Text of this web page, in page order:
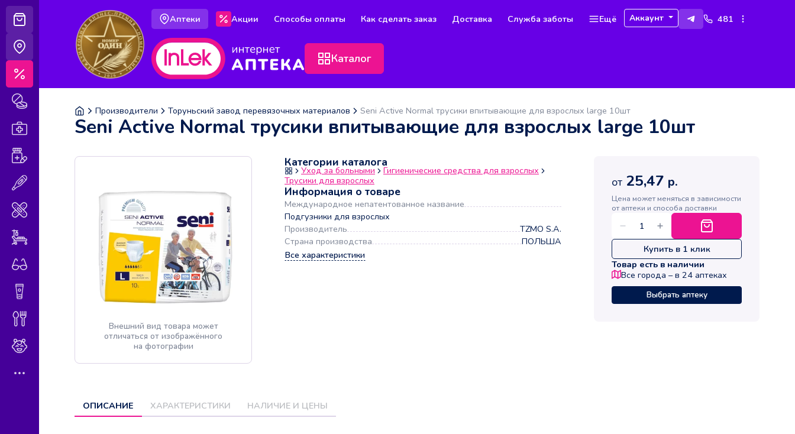
Витамины и БАДы
Медицинские изделия
Гигиена и косметика
Аптеки Акции Способы оплаты Как сделать заказ Доставка Служба заботы Ещё Аккаунт 481
Каталог
Производители Торуньский завод перевязочных материалов Seni Active Normal трусики впитывающие для взрослых large 10шт
Seni Active Normal трусики впитывающие для взрослых large 10шт
Внешний вид товара может
отличаться от изображённого
на фотографии
Категории каталога
Уход за больными
Гигиенические средства для взрослых
Трусики для взрослых
Информация о товаре
Международное непатентованное название
Подгузники для взрослых
Производитель
TZMO S.A.
Страна производства
ПОЛЬША
Все характеристики
ОПИСАНИЕ ХАРАКТЕРИСТИКИ НАЛИЧИЕ И ЦЕНЫ
от 25,47 р.
Цена может меняться в зависимости
от аптеки и способа доставки
Купить в 1 клик
Товар есть в наличии
Все города – в 24 аптеках
Выбрать аптеку